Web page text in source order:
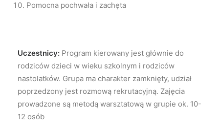
Pomocna pochwała i zachęta
Uczestnicy: Program kierowany jest głównie do
rodziców dzieci w wieku szkolnym i rodziców
nastolatków. Grupa ma charakter zamknięty, udział
poprzedzony jest rozmową rekrutacyjną. Zajęcia
prowadzone są metodą warsztatową w grupie ok. 10-
12 osób